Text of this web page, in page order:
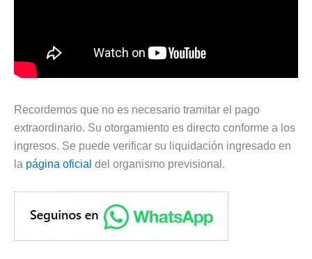
Recordemos que no es necesario tramitar el pago
extraordinario. Su otorgamiento es directo conforme a los
ingresos. Se puede verificar su liquidación ingresado en
la página oficial del organismo previsional.